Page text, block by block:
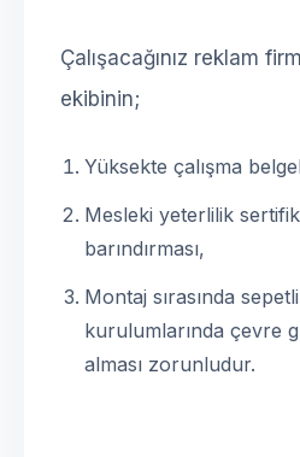
Çalışacağınız reklam
ekibinin;
Yüksekte çalışma
Mesleki yeterlilik
barındırması,
Montaj sırasında
kurulumlarında çevre
alması zorunludur.